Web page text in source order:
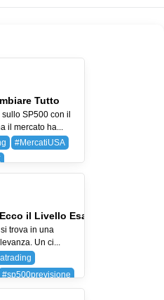
Tutto
SP500 con il
il mercato ha...
#MercatiUSA
il Livello Esatto
trova in una
Un ci...
#sp500previsione